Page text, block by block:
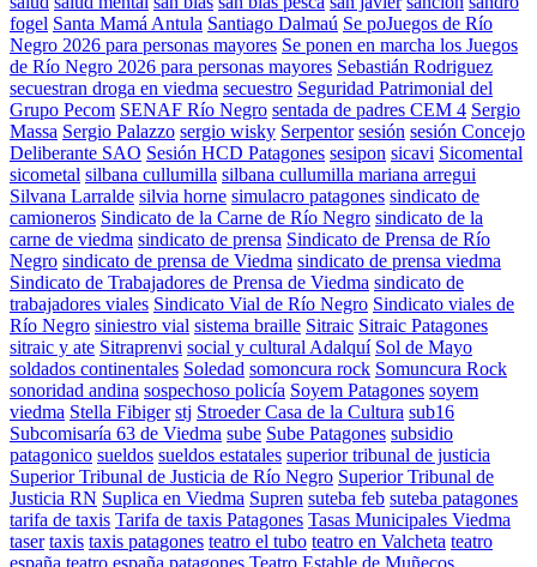
fogel Santa Mamá Antula Santiago Dalmaú Se poJuegos de Río
Negro 2026 para personas mayores Se ponen en marcha los Juegos
de Río Negro 2026 para personas mayores Sebastián Rodriguez
secuestran droga en viedma secuestro Seguridad Patrimonial del
Grupo Pecom SENAF Río Negro sentada de padres CEM 4 Sergio
Massa Sergio Palazzo sergio wisky Serpentor sesión sesión Concejo
Deliberante SAO Sesión HCD Patagones sesipon sicavi Sicomental
sicometal silbana cullumilla silbana cullumilla mariana arregui
Silvana Larralde silvia horne simulacro patagones sindicato de
camioneros Sindicato de la Carne de Río Negro sindicato de la
carne de viedma sindicato de prensa Sindicato de Prensa de Río
Negro sindicato de prensa de Viedma sindicato de prensa viedma
Sindicato de Trabajadores de Prensa de Viedma sindicato de
trabajadores viales Sindicato Vial de Río Negro Sindicato viales de
Río Negro siniestro vial sistema braille Sitraic Sitraic Patagones
sitraic y ate Sitraprenvi social y cultural Adalquí Sol de Mayo
soldados continentales Soledad somoncura rock Somuncura Rock
sonoridad andina sospechoso policía Soyem Patagones soyem
viedma Stella Fibiger stj Stroeder Casa de la Cultura sub16
Subcomisaría 63 de Viedma sube Sube Patagones subsidio
patagonico sueldos sueldos estatales superior tribunal de justicia
Superior Tribunal de Justicia de Río Negro Superior Tribunal de
Justicia RN Suplica en Viedma Supren suteba feb suteba patagones
tarifa de taxis Tarifa de taxis Patagones Tasas Municipales Viedma
taser taxis taxis patagones teatro el tubo teatro en Valcheta teatro
españa teatro españa patagones Teatro Estable de Muñecos